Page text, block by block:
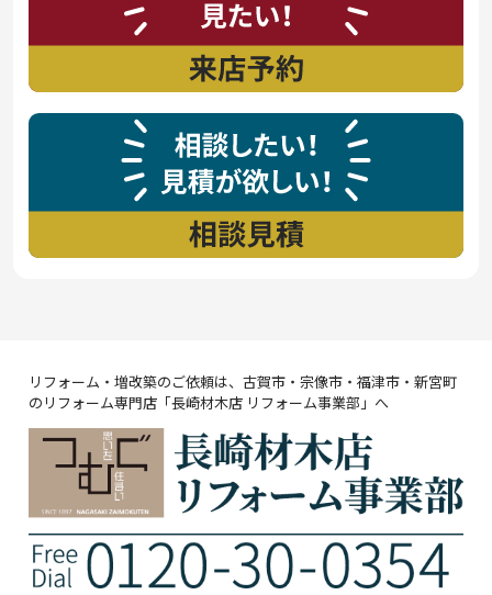
リフォーム・増改築のご依頼は、古賀市・宗像市・福津市・新宮町
のリフォーム専門店「長崎材木店 リフォーム事業部」へ